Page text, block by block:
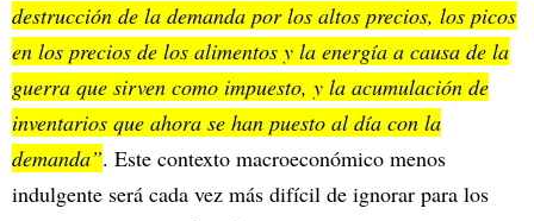
destrucción de la demanda por los altos precios, los picos
en los precios de los alimentos y la energía a causa de la
guerra que sirven como impuesto, y la acumulación de
inventarios que ahora se han puesto al día con la
demanda”. Este contexto macroeconómico menos
indulgente será cada vez más difícil de ignorar para los